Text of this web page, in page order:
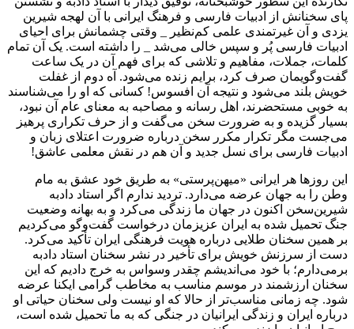
پای سخنانش از ادبیات فارسی و فرهنگ ایرانی با آن لهجه شیرین
یزدی و آن غیرتمندی علمی کم‌نظیر _ وقتی چشمانش برای احیای
ادبیات فارسی پُر و سپس خالی می‌شد _ را داشته است. یک آن تمام
کلمات، جملات، مفاهیم و تلاشی که برای فهم آن در یک ساعت
گفت‌وگویمان صرف کرد، برایم زنده می‌شود. آه دوم از غفلت
خویش بلند می‌شود و نتیجه آن افسوس! کسانی که او را می‌شناسند
به خوبی مستحضرند، اهل رسانه و مصاحبه به معنای عام آن نبود،
بسیار گزیده و به ضرورت سخن می‌گفت و از حرف تکراری پرهیز
می‌جست مگر تکرار مکرر سخن درباره ضرورت اعتلای زبان و
ادبیات فارسی برای نسل جدید و آن هم در نقش معلمی عاشق!
این روزها هر ایرانی «میهن‌پرستی» به طریق خود عشق به مام
وطن را به جهان عرضه می‌دارد. تردید ندارم اگر استاد دادبه
شیرین‌سخن اکنون در جهان ما زندگی می‌کرد و به بهانه وضعیت
جنگ تحمیل شده به ایران عزیزمان درخواست گفت‌وگو می‌کردیم
بر همین سخنان طلایی درباره هویت فرهنگی ایران تأکید می‌کرد.
دست از سرزنش خویش برای تأخیر در نشر سخنان استاد دادبه
برمی‌دارم؛ با خود می‌اندیشم چقدر وسواس به خرج دادیم که این
سخنان ارزشمند در موسم مناسب به مخاطب گرامی ایکنا عرضه
شود. چه زمانی مناسب‌تر از حالا که او نیست ولی سخنان حیاتی او
درباره ایران و زندگی ایرانیان در جنگی که به ما تحمیل شده است،